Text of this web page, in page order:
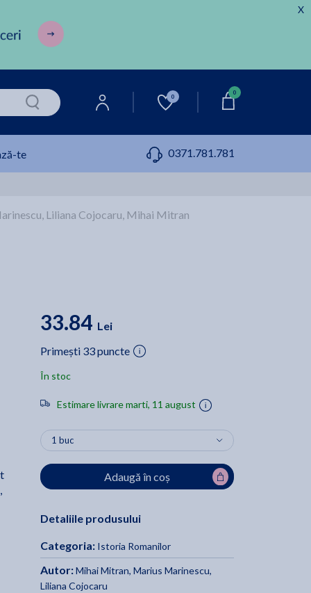
X
0
0
te 0371.781.781
Liliana Cojocaru, Mihai Mitran
33.84 Lei
Primești 33 puncte
În stoc
Estimare livrare marti, 11 august
Adaugă în coș
Detaliile produsului
Categoria: Istoria Romanilor
Autor:Mihai Mitran, Marius Marinescu,
Liliana Cojocaru